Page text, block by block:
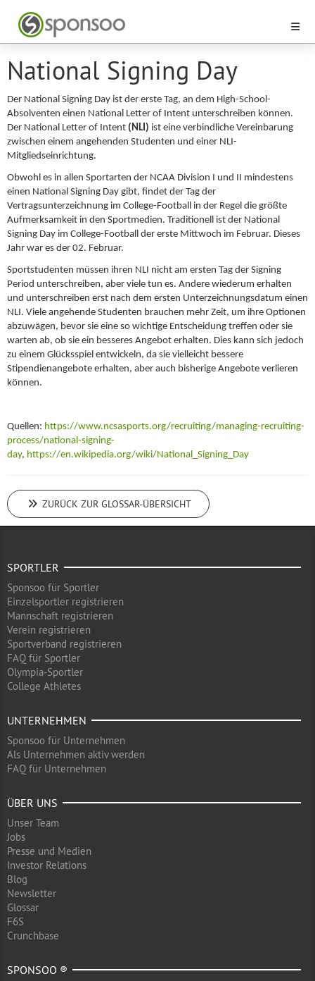
National Signing Day
Der National Signing Day ist der erste Tag, an dem High-School-
Absolventen einen National Letter of Intent unterschreiben können.
Der National Letter of Intent (NLI) ist eine verbindliche Vereinbarung
zwischen einem angehenden Studenten und einer NLI-
Mitgliedseinrichtung.
Obwohl es in allen Sportarten der NCAA Division I und II mindestens
einen National Signing Day gibt, findet der Tag der
Vertragsunterzeichnung im College-Football in der Regel die größte
Aufmerksamkeit in den Sportmedien. Traditionell ist der National
Signing Day im College-Football der erste Mittwoch im Februar. Dieses
Jahr war es der 02. Februar.
Sportstudenten müssen ihren NLI nicht am ersten Tag der Signing
Period unterschreiben, aber viele tun es. Andere wiederum erhalten
und unterschreiben erst nach dem ersten Unterzeichnungsdatum einen
NLI. Viele angehende Studenten brauchen mehr Zeit, um ihre Optionen
abzuwägen, bevor sie eine so wichtige Entscheidung treffen oder sie
warten ab, ob sie ein besseres Angebot erhalten. Dies kann sich jedoch
zu einem Glücksspiel entwickeln, da sie vielleicht bessere
Stipendienangebote erhalten, aber auch bisherige Angebote verlieren
können.
Quellen: https://www.ncsasports.org/recruiting/managing-recruiting-
process/national-signing-
day, https://en.wikipedia.org/wiki/National_Signing_Day
ZURÜCK ZUR GLOSSAR-ÜBERSICHT
SPORTLER
Sponsoo für Sportler
Einzelsportler registrieren
Mannschaft registrieren
Verein registrieren
Sportverband registrieren
FAQ für Sportler
Olympia-Sportler
College Athletes
UNTERNEHMEN
Sponsoo für Unternehmen
Als Unternehmen aktiv werden
FAQ für Unternehmen
ÜBER UNS
Unser Team
Jobs
Presse und Medien
Investor Relations
Blog
Newsletter
Glossar
F6S
Crunchbase
SPONSOO ®